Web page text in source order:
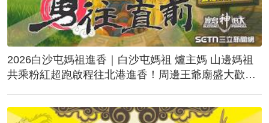
2026白沙屯媽祖進香｜白沙屯媽祖 爐主媽 山邊媽祖
共乘粉紅超跑啟程往北港進香！周邊王爺廟盛大歡